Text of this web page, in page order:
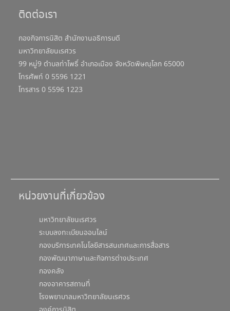
ติดต่อเรา
กองกิจการนิสิต สำนักงานอธิการบดี
มหาวิทยาลัยนเรศวร
99 หมู่9 ตำบลท่าโพธิ์ อำเภอเมือง จังหวัดพิษณุโลก 65000
โทรศัพท์ 0 5596 1221
โทรสาร 0 5596 1223
หน่วยงานที่เกี่ยวข้อง
มหาวิทยาลัยนเรศวร
ระบบลงทะเบียนออนไลน์
กองบริการเทคโนโลยีสารสนเทศและการสื่อสาร
กองพัฒนาภาษาและกิจการต่างประเทศ
กองคลัง
กองอาคารสถานที่
โรงพยาบาลมหาวิทยาลัยนเรศวร